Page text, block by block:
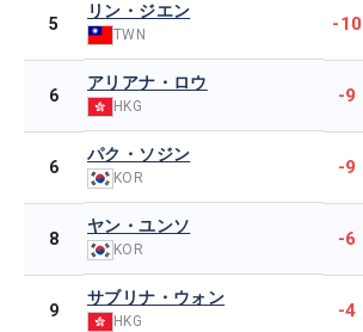
5
リン・ジエン
TWN -10
6
アリアナ・ロウ
HKG -9
6
パク・ソジン
KOR -9
8
ヤン・ユンソ
KOR -6
9
サブリナ・ウォン
HKG -4